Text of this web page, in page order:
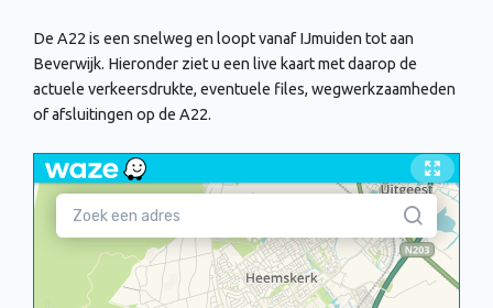
De A22 is een snelweg en loopt vanaf IJmuiden tot aan
Beverwijk. Hieronder ziet u een live kaart met daarop de
actuele verkeersdrukte, eventuele files, wegwerkzaamheden
of afsluitingen op de A22.